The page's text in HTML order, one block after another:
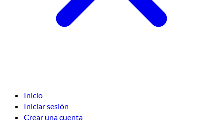
Inicio
Iniciar sesión
Crear una cuenta